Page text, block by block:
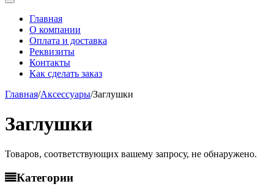
Toggle
navigationГлавная
О компании
Оплата и доставка
Реквизиты
Контакты
Как сделать заказ
Главная/Аксессуары/Заглушки
Заглушки
Товаров, соответствующих вашему запросу, не обнаружено.
Категории